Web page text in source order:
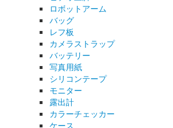
ロボットアーム
バッグ
レフ板
カメラストラップ
バッテリー
写真用紙
シリコンテープ
モニター
露出計
カラーチェッカー
ケース